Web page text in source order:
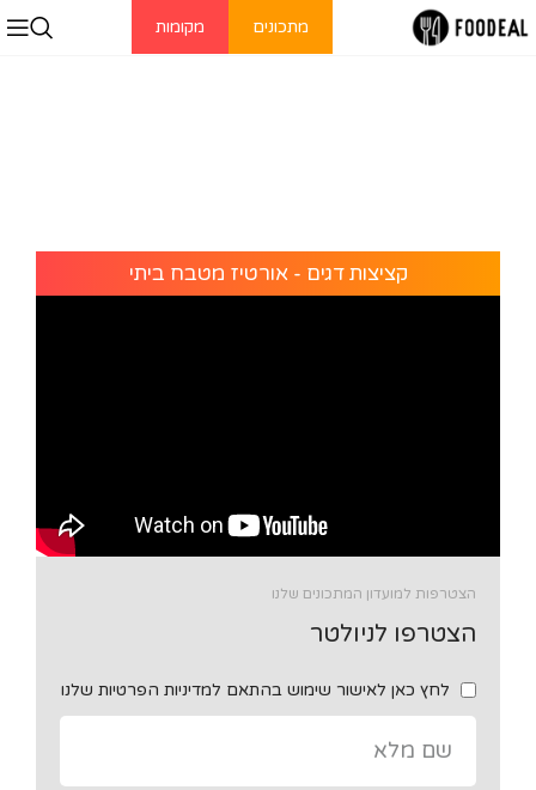
מתכונים מקומות
קציצות דגים - אורטיז מטבח ביתי
הצטרפות למועדון המתכונים שלנו
הצטרפו לניולטר
לחץ כאן לאישור שימוש בהתאם למדיניות הפרטיות שלנו